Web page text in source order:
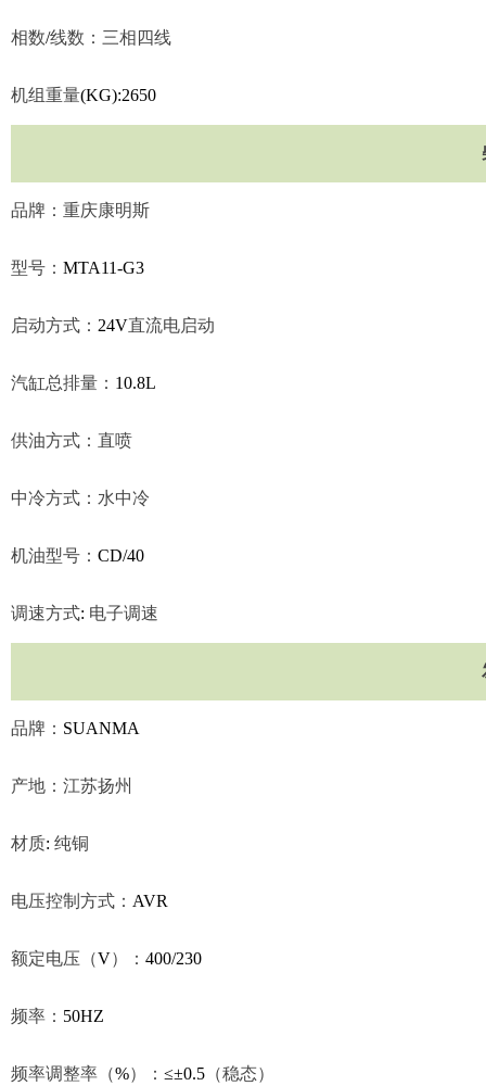
相数/线数：三相四线
机组重量(KG):2650
品牌：重庆康明斯
型号： MTA11-G3
启动方式： 24V直流电启动
汽缸总排量： 10.8L
供油方式：直喷
中冷方式：水中冷
机油型号： CD/40
调速方式: 电子调速
品牌： SUANMA
产地：江苏扬州
材质: 纯铜
电压控制方式： AVR
额定电压（V）： 400/230
频率： 50HZ
频率调整率（%）： ≤±0.5 （稳态）